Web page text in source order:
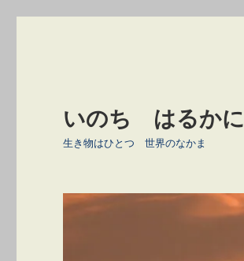
いのち はるかに
生き物はひとつ 世界のなかま